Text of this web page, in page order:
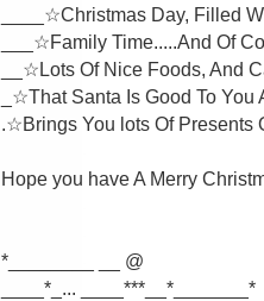
____☆Christmas Day, Filled
___☆Family Time.....And Of
__☆Lots Of Nice Foods, And
_☆That Santa Is Good To You
.☆Brings You lots Of Presents
Hope you have A Merry
*________ __ @
____*_... ____***__*_______*